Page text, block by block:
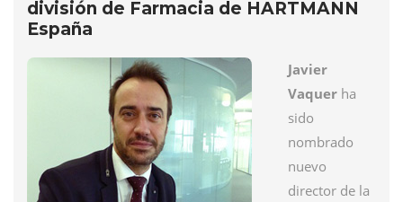
división de Farmacia de HARTMANN
España
Javier
Vaquer ha
sido
nombrado
nuevo
director de la